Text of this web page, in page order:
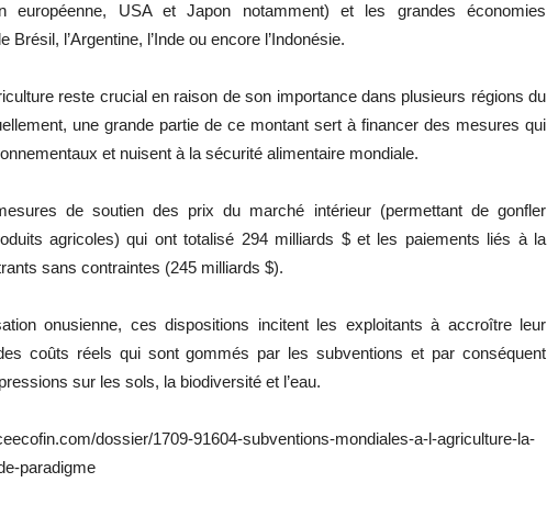
européenne, USA et Japon notamment) et les grandes économies
l’Argentine, l’Inde ou encore l’Indonésie.
reste crucial en raison de son importance dans plusieurs régions du
une grande partie de ce montant sert à financer des mesures qui
et nuisent à la sécurité alimentaire mondiale.
de soutien des prix du marché intérieur (permettant de gonfler
agricoles) qui ont totalisé 294 milliards $ et les paiements liés à la
sans contraintes (245 milliards $).
onusienne, ces dispositions incitent les exploitants à accroître leur
coûts réels qui sont gommés par les subventions et par conséquent
sur les sols, la biodiversité et l’eau.
dossier/1709-91604-subventions-mondiales-a-l-agriculture-la-
paradigme